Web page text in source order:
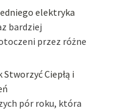
elektryka
bardziej
przez różne
Ciepłą i
pór roku, która